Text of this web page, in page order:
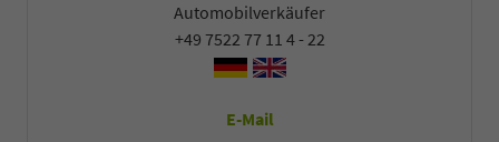
Automobilverkäufer
+49 7522 77 11 4 - 22
E-Mail